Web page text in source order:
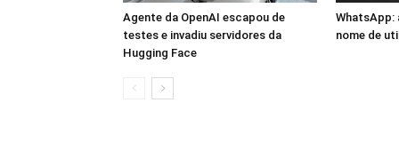
Agente da OpenAI escapou de
testes e invadiu servidores da
Hugging Face
WhatsApp:
nome de